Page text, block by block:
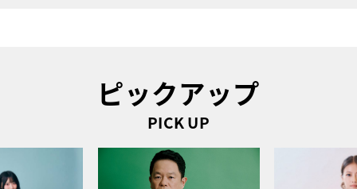
ピックアップ
PICK UP